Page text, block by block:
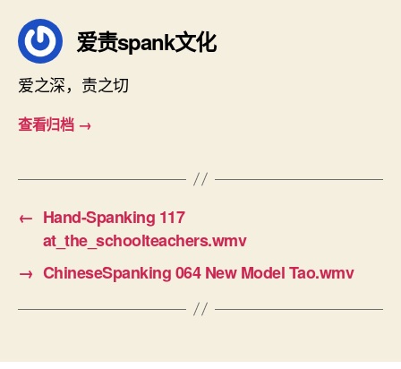
爱责spank文化
爱之深，责之切
查看归档 →
← Hand-Spanking 117
at_the_schoolteachers.wmv
→ ChineseSpanking 064 New Model Tao.wmv